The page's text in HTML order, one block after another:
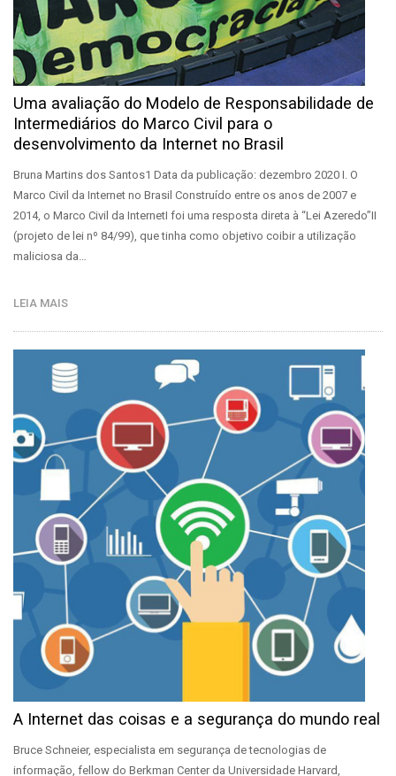
Uma avaliação do Modelo de Responsabilidade de
Intermediários do Marco Civil para o
desenvolvimento da Internet no Brasil
Bruna Martins dos Santos1 Data da publicação: dezembro 2020 I. O
Marco Civil da Internet no Brasil Construído entre os anos de 2007 e
2014, o Marco Civil da InternetI foi uma resposta direta à “Lei Azeredo”II
(projeto de lei nº 84/99), que tinha como objetivo coibir a utilização
maliciosa da…
LEIA MAIS
A Internet das coisas e a segurança do mundo real
Bruce Schneier, especialista em segurança de tecnologias de
informação, fellow do Berkman Center da Universidade Harvard,